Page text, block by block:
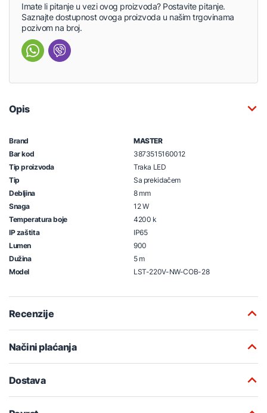
Imate li pitanje u vezi ovog proizvoda? Postavite pitanje.
Saznajte dostupnost ovoga proizvoda u našim trgovinama
pozivom na broj.
Opis
Brand
MASTER
Bar kod
3873515160012
Tip proizvoda
Traka LED
Tip
Sa prekidačem
Debljina
8 mm
Snaga
12 W
Temperatura boje
4200 k
IP zaštita
IP65
Lumen
900
Dužina
5 m
Model
LST-220V-NW-COB-28
Recenzije
Načini plaćanja
Dostava